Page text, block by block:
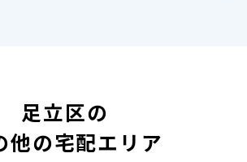
足立区の
他の宅配エリア